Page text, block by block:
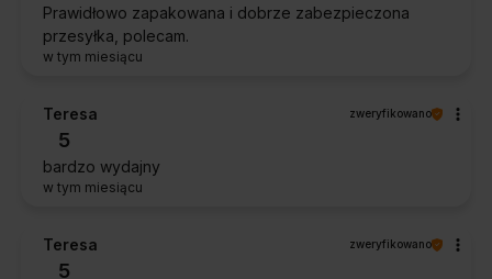
Prawidłowo zapakowana i dobrze zabezpieczona
przesyłka, polecam.
w tym miesiącu
Teresa zweryfikowano
5
bardzo wydajny
w tym miesiącu
Teresa zweryfikowano
5